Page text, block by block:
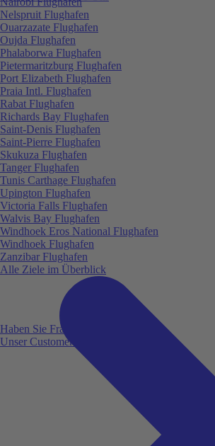
Haben Sie Fragen?
Unser Customer Service ist für Sie da!
Nelspruit Flughafen
Ouarzazate Flughafen
Oujda Flughafen
Phalaborwa Flughafen
Pietermaritzburg Flughafen
Port Elizabeth Flughafen
Praia Intl. Flughafen
Rabat Flughafen
Richards Bay Flughafen
Saint-Denis Flughafen
Saint-Pierre Flughafen
Skukuza Flughafen
Tanger Flughafen
Tunis Carthage Flughafen
Upington Flughafen
Victoria Falls Flughafen
Walvis Bay Flughafen
Windhoek Eros National Flughafen
Windhoek Flughafen
Zanzibar Flughafen
Alle Ziele im Überblick